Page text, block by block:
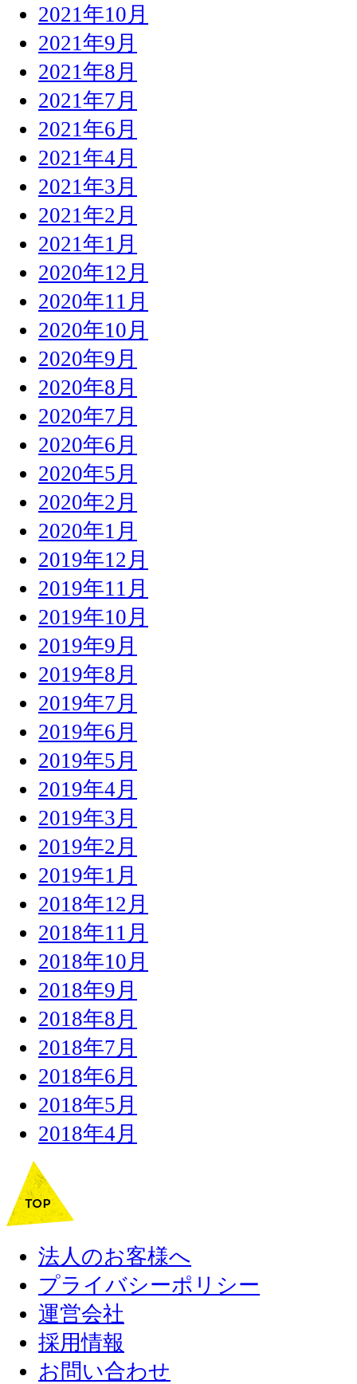
2021年10月
2021年9月
2021年8月
2021年7月
2021年6月
2021年4月
2021年3月
2021年2月
2021年1月
2020年12月
2020年11月
2020年10月
2020年9月
2020年8月
2020年7月
2020年6月
2020年5月
2020年2月
2020年1月
2019年12月
2019年11月
2019年10月
2019年9月
2019年8月
2019年7月
2019年6月
2019年5月
2019年4月
2019年3月
2019年2月
2019年1月
2018年12月
2018年11月
2018年10月
2018年9月
2018年8月
2018年7月
2018年6月
2018年5月
2018年4月
法人のお客様へ
プライバシーポリシー
運営会社
採用情報
お問い合わせ